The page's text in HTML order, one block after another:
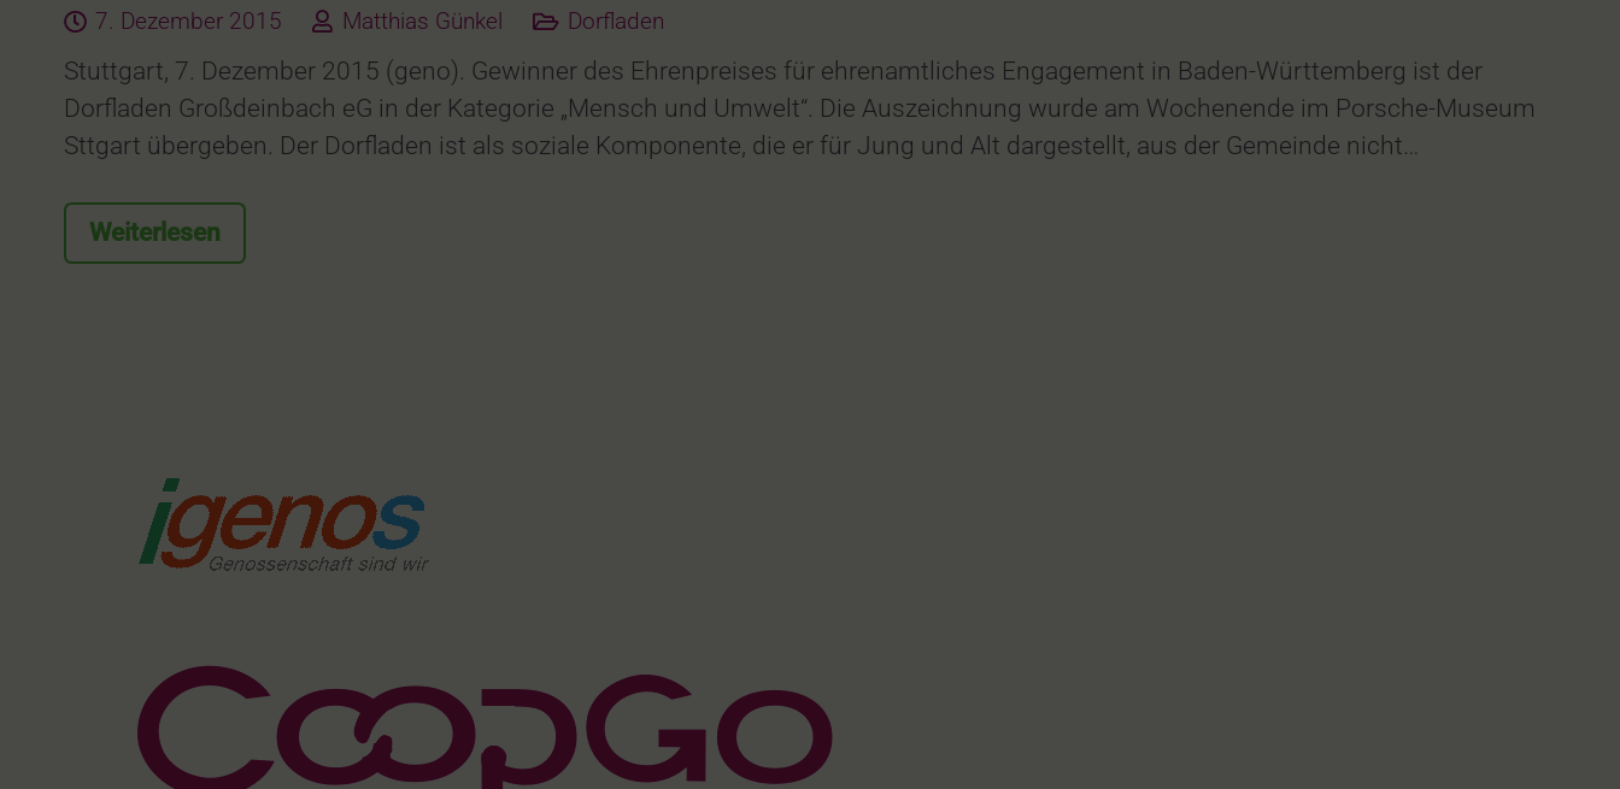
7. Dezember 2015 Matthias Günkel Dorfladen
Stuttgart, 7. Dezember 2015 (geno). Gewinner des Ehrenpreises für ehrenamtliches Engagement in Baden-Württemberg ist der
Dorfladen Großdeinbach eG in der Kategorie „Mensch und Umwelt“. Die Auszeichnung wurde am Wochenende im Porsche-Museum
Sttgart übergeben. Der Dorfladen ist als soziale Komponente, die er für Jung und Alt dargestellt, aus der Gemeinde nicht…
Weiterlesen